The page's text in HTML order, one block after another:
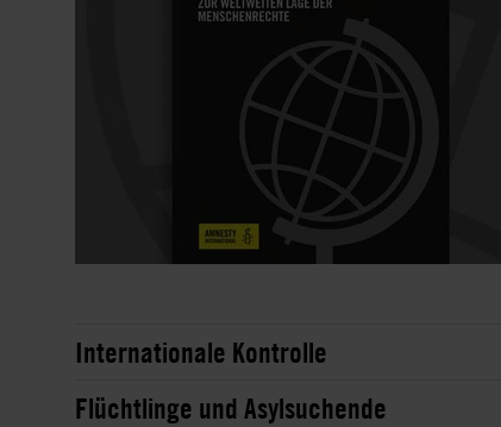
Internationale Kontrolle
Flüchtlinge und Asylsuchende